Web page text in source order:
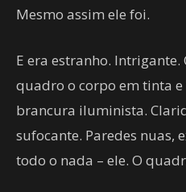
Mesmo assim ele foi.
E era estranho. Intrigante.
quadro o corpo em tinta e
brancura iluminista.
sufocante. Paredes nuas,
todo o nada – ele. O